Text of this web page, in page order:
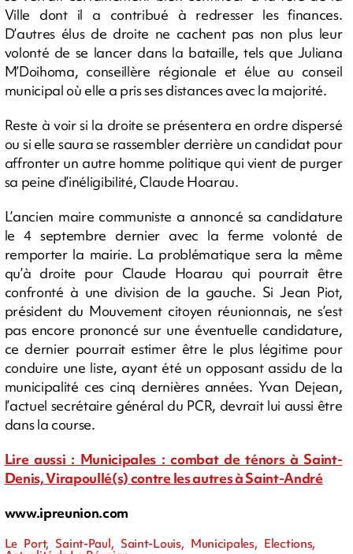
Ville dont il a contribué à redresser les finances.
D’autres élus de droite ne cachent pas non plus leur
volonté de se lancer dans la bataille, tels que Juliana
M’Doihoma, conseillère régionale et élue au conseil
municipal où elle a pris ses distances avec la majorité.
Reste à voir si la droite se présentera en ordre dispersé
ou si elle saura se rassembler derrière un candidat pour
affronter un autre homme politique qui vient de purger
sa peine d’inéligibilité, Claude Hoarau.
L’ancien maire communiste a annoncé sa candidature
le 4 septembre dernier avec la ferme volonté de
remporter la mairie. La problématique sera la même
qu’à droite pour Claude Hoarau qui pourrait être
confronté à une division de la gauche. Si Jean Piot,
président du Mouvement citoyen réunionnais, ne s’est
pas encore prononcé sur une éventuelle candidature,
ce dernier pourrait estimer être le plus légitime pour
conduire une liste, ayant été un opposant assidu de la
municipalité ces cinq dernières années. Yvan Dejean,
l’actuel secrétaire général du PCR, devrait lui aussi être
dans la course.
Lire aussi : Municipales : combat de ténors à Saint-
Denis, Virapoullé(s) contre les autres à Saint-André
www.ipreunion.com
Le Port, Saint-Paul, Saint-Louis, Municipales, Elections,